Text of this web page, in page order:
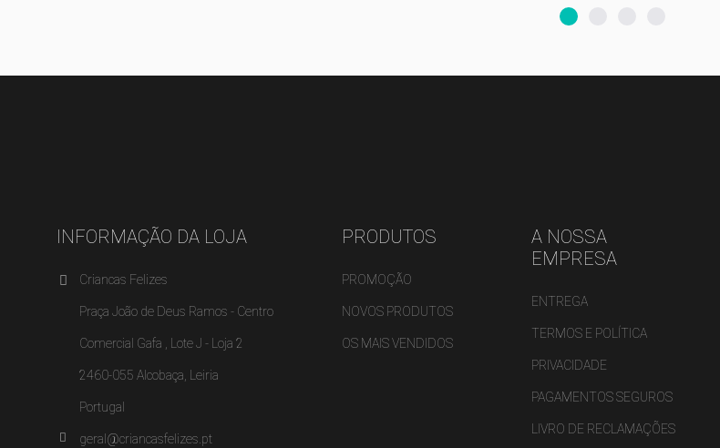
INFORMAÇÃO DA LOJA
Criancas Felizes
Praça João de Deus Ramos - Centro
Comercial Gafa , Lote J - Loja 2
2460-055 Alcobaça, Leiria
Portugal
geral@criancasfelizes.pt
PRODUTOS
PROMOÇÃO
NOVOS PRODUTOS
OS MAIS VENDIDOS
A NOSSA
EMPRESA
ENTREGA
TERMOS E POLÍTICA
PRIVACIDADE
PAGAMENTOS SEGUROS
LIVRO DE RECLAMAÇÕES